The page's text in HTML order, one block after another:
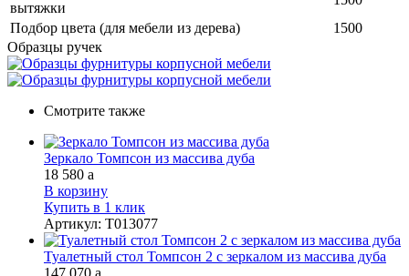
вытяжки
Подбор цвета (для мебели из дерева)
1500
Образцы ручек
Смотрите также
Зеркало Томпсон из массива дуба
18 580 a
В корзину
Купить в 1 клик
Артикул: Т013077
Туалетный стол Томпсон 2 с зеркалом из массива дуба
147 070 a